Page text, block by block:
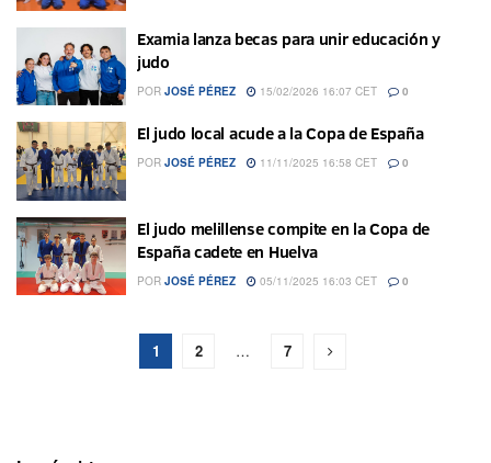
Examia lanza becas para unir educación y
judo
POR JOSÉ PÉREZ 15/02/2026 16:07 CET 0
El judo local acude a la Copa de España
POR JOSÉ PÉREZ 11/11/2025 16:58 CET 0
El judo melillense compite en la Copa de
España cadete en Huelva
POR JOSÉ PÉREZ 05/11/2025 16:03 CET 0
1 2 … 7